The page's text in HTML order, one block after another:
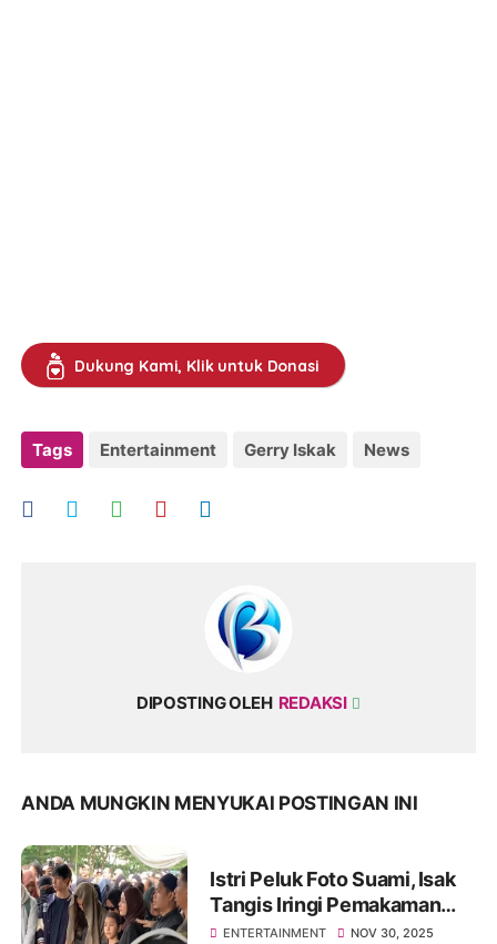
Dukung Kami, Klik untuk Donasi
Tags Entertainment Gerry Iskak News
DIPOSTING OLEH REDAKSI
ANDA MUNGKIN MENYUKAI POSTINGAN INI
Istri Peluk Foto Suami, Isak
Tangis Iringi Pemakaman
Gary Iskak di Tanah Kusir
ENTERTAINMENT NOV 30, 2025